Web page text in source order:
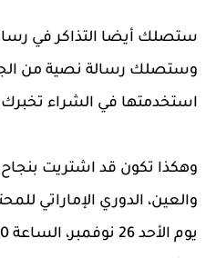
ستصلك أيضا التذاكر في
وستصلك رسالة نصية من
استخدمتها في الشراء
وهكذا تكون قد اشتريت بنجاح